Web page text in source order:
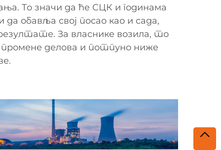
То значи да ће СЦК и годинама
обавља свој посао као и сада,
За власнике возила, то
делова и потпуно ниже